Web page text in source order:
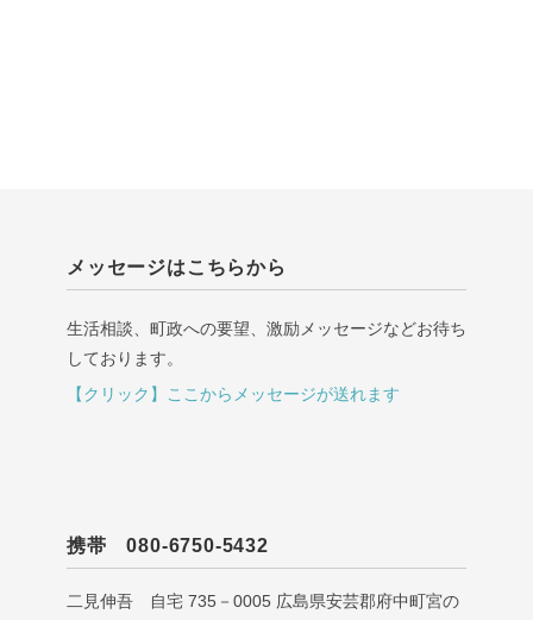
メッセージはこちらから
生活相談、町政への要望、激励メッセージなどお待ち
しております。
【クリック】ここからメッセージが送れます
携帯 080-6750-5432
二見伸吾 自宅 735－0005 広島県安芸郡府中町宮の